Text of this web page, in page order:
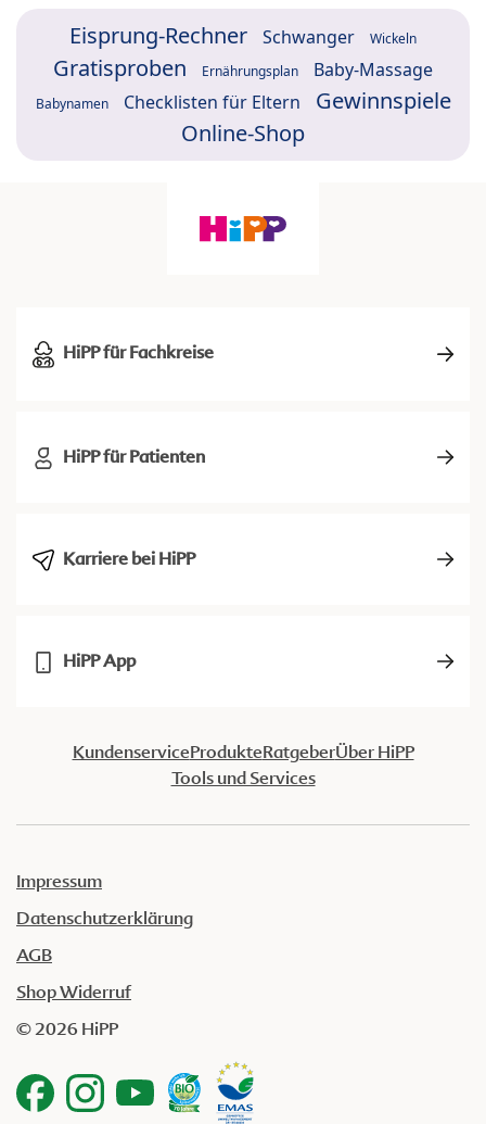
Eisprung-Rechner Schwanger Wickeln
Gratisproben Ernährungsplan Baby-Massage
Babynamen Checklisten für Eltern
Gewinnspiele
Online-Shop
HiPP für Fachkreise
HiPP für Patienten
Karriere bei HiPP
HiPP App
KundenserviceProdukteRatgeberÜber HiPP
Tools und Services
Impressum
Datenschutzerklärung
AGB
Shop Widerruf
© 2026 HiPP